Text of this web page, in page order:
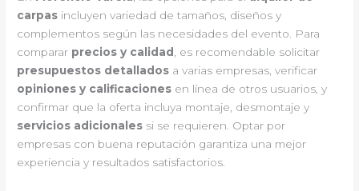
carpas incluyen variedad de tamaños, diseños y
complementos según las necesidades del evento. Para
comparar precios y calidad , es recomendable solicitar
presupuestos detallados a varias empresas, verificar
opiniones y calificaciones en línea de otros usuarios, y
confirmar que la oferta incluya montaje, desmontaje y
servicios adicionales si se requieren. Optar por
empresas con buena reputación garantiza una mejor
experiencia y resultados satisfactorios.